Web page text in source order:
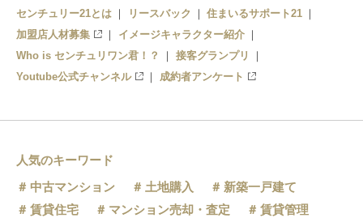
センチュリー21とは
リースバック
住まいるサポート21
加盟店人材募集
イメージキャラクター紹介
Who is センチュリワン君！？
接客グランプリ
Youtube公式チャンネル
成約者アンケート
人気のキーワード
中古マンション
土地購入
新築一戸建て
賃貸住宅
マンション売却・査定
賃貸管理